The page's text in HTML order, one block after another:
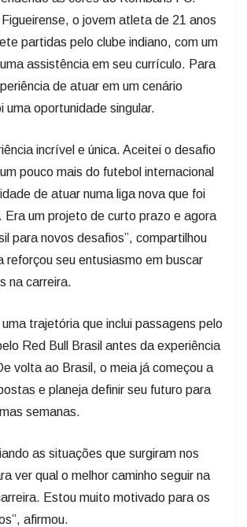
o jovem atleta de 21 anos
partidas pelo clube indiano, com um
assistência em seu currículo. Para
de atuar em um cenário
uma oportunidade singular.
incrível e única. Aceitei o desafio
pouco mais do futebol internacional
de atuar numa liga nova que foi
Era um projeto de curto prazo e agora
para novos desafios”, compartilhou
reforçou seu entusiasmo em buscar
na carreira.
uma trajetória que inclui passagens pelo
Red Bull Brasil antes da experiência
volta ao Brasil, o meia já começou a
e planeja definir seu futuro para
semanas.
as situações que surgiram nos
ver qual o melhor caminho seguir na
Estou muito motivado para os
afirmou.